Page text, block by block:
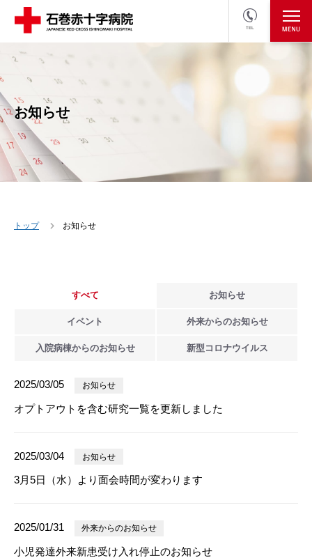
TEL
医療関係者の方
お知らせ
トップ お知らせ
すべて お知らせ
イベント 外来からのお知らせ
入院病棟からのお知らせ 新型 コロナウイルス
2025/03/05 お知らせ
オプトアウトを含む研究一覧を更新しました
2025/03/04 お知らせ
3月5日（水）より面会時間が変わります
2025/01/31 外来からのお知らせ
小児発達外来新患受け入れ停止のお知らせ